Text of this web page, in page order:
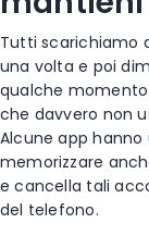
Tutti scarichiamo
una volta e poi
qualche momento
che davvero non
Alcune app
memorizzare
e cancella tali
del telefono.